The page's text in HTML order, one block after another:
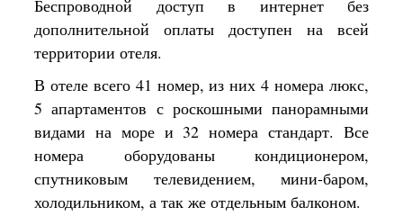
Беспроводной доступ в интернет без
дополнительной оплаты доступен на всей
территории отеля.
В отеле всего 41 номер, из них 4 номера люкс,
5 апартаментов с роскошными панорамными
видами на море и 32 номера стандарт. Все
номера оборудованы кондиционером,
спутниковым телевидением, мини-баром,
холодильником, а так же отдельным балконом.